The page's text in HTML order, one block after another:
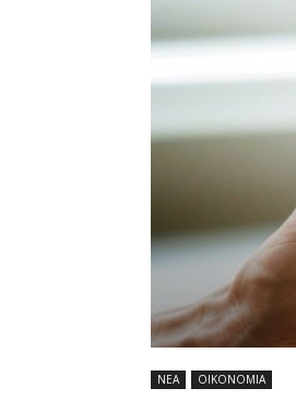
ΝΕΑ ΟΙΚΟΝΟΜΙΑ